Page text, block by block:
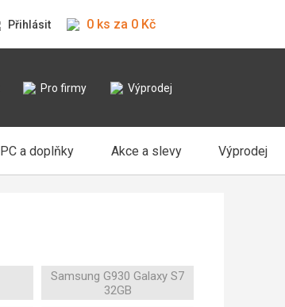
Přihlásit 0 ks za 0 Kč
Pro firmy Výprodej
PC a doplňky Akce a slevy Výprodej
Samsung G930 Galaxy S7
32GB